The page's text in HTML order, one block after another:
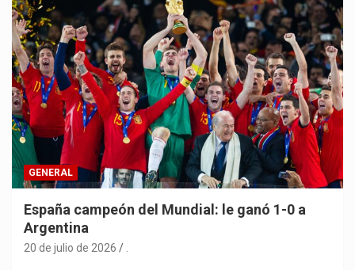
GENERAL
España campeón del Mundial: le ganó 1-0 a
Argentina
20 de julio de 2026